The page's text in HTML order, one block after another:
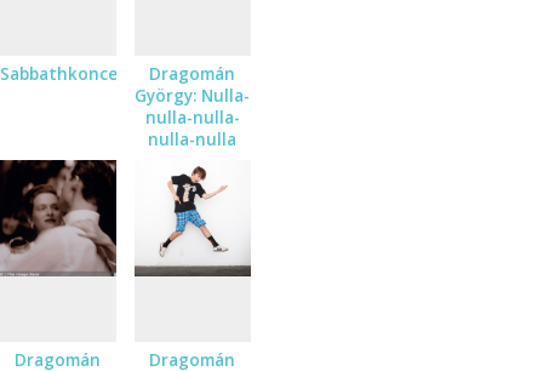
Sabbathkoncert
Dragomán
György: Nulla-
nulla-nulla-
nulla-nulla
Dragomán
Dragomán